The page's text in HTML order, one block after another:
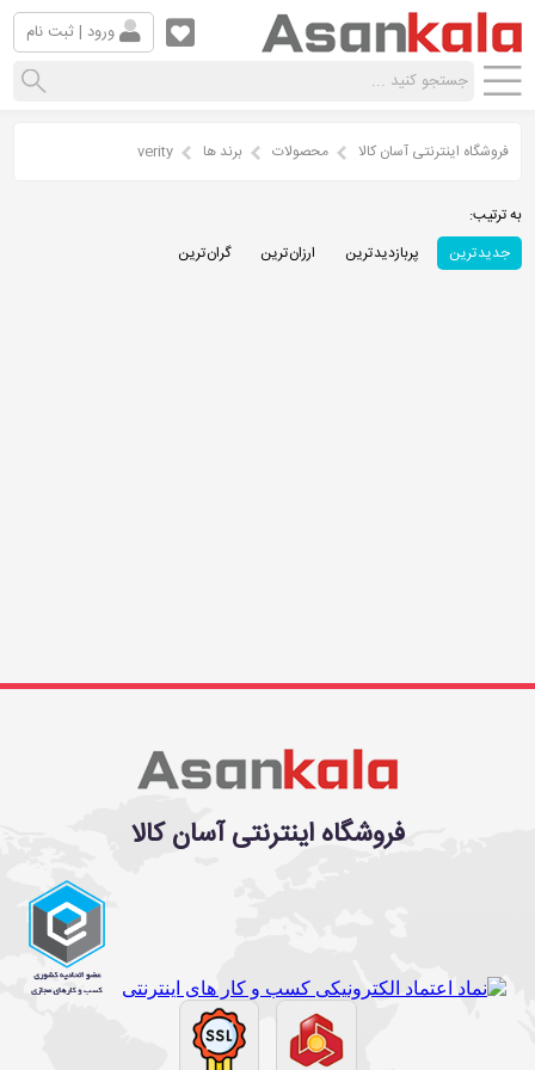
ورود | ثبت نام
فروشگاه اینترنتی آسان کالا محصولات برند ها verity
به ترتیب:
جدید ترین
پربازدید ترین ارزان ترین گران ترین
فروشگاه اینترنتی آسان کالا